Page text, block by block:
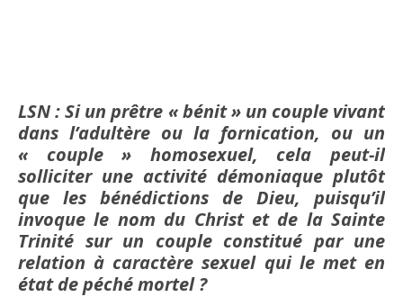
LSN : Si un prêtre « bénit » un couple vivant
dans l’adultère ou la fornication, ou un
« couple » homosexuel, cela peut-il
solliciter une activité démoniaque plutôt
que les bénédictions de Dieu, puisqu’il
invoque le nom du Christ et de la Sainte
Trinité sur un couple constitué par une
relation à caractère sexuel qui le met en
état de péché mortel ?